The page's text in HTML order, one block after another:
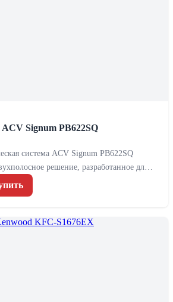
Signum PB622SQ
система ACV Signum PB622SQ
решение, разработанное дл…